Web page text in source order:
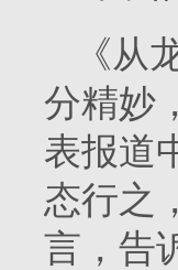
《从
分精妙
表报道
态行之
言，告